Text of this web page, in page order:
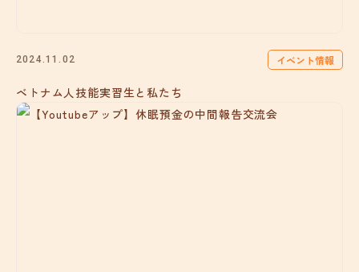
2024.11.02 イベント情報
ベトナム人技能実習生と私たち